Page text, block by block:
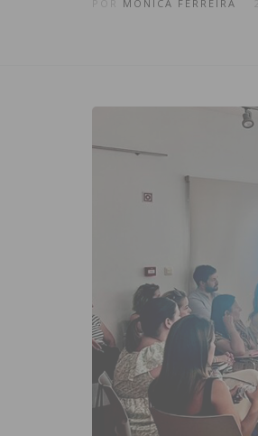
MÓNICA FERREIRA